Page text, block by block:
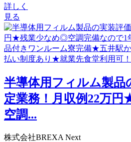
詳しく
見る
半導体用フィルム製品
定業務！月収例22万
空調...
株式会社BREXA Next